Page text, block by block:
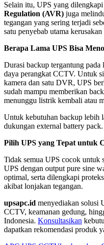
Selain itu, UPS yang
Regulation (AVR) juga
tegangan yang sering terjadi
satu penyebab utama
Berapa Lama UPS Bisa
Durasi backup tergantung pada
daya perangkat CCTV. Untuk
kamera dan satu DVR, UPS
sudah mampu memberikan
menunggu listrik kembali atau
Untuk kebutuhan backup lebih
dukungan external battery pack.
Pilih UPS yang Tepat untuk
Tidak semua UPS cocok untuk
UPS dengan output pure sine
optimal, serta dilengkapi
akibat lonjakan tegangan.
upsapc.id menyediakan solusi
CCTV, keamanan gedung,
Indonesia. Konsultasikan
dapatkan rekomendasi produk